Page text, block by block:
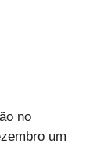
no
um